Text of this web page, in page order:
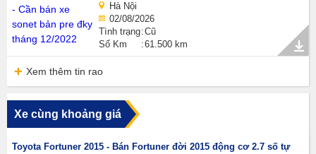
Hà Nội
02/08/2026
Tình trạng Cũ
Số Km
61.500 km
Xem thêm tin rao
Xe cùng khoảng giá
Toyota Fortuner 2015 - Bán Fortuner đời 2015 động cơ 2.7 số tự